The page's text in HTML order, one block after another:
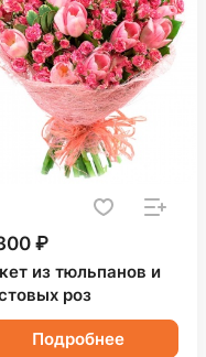
₽
из тюльпанов и
роз
Подробнее